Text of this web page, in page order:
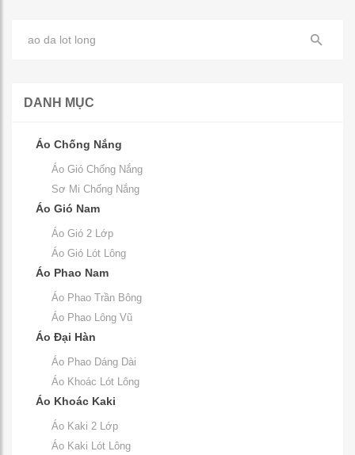
DANH MỤC
Áo Chống Nắng
Áo Gió Chống Nắng
Sơ Mi Chống Nắng
Áo Gió Nam
Áo Gió 2 Lớp
Áo Gió Lót Lông
Áo Phao Nam
Áo Phao Trần Bông
Áo Phao Lông Vũ
Áo Đại Hàn
Áo Phao Dáng Dài
Áo Khoác Lót Lông
Áo Khoác Kaki
Áo Kaki 2 Lớp
Áo Kaki Lót Lông